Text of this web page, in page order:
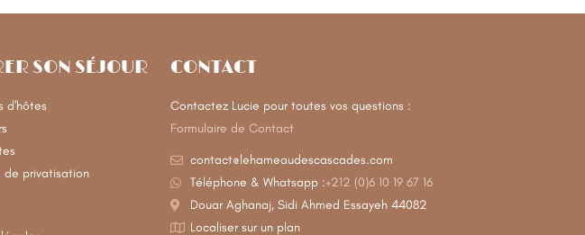
SON SÉJOUR
d'hôtes
de privatisation
CONTACT
Contactez Lucie pour toutes vos questions :
Formulaire de Contact
contact@lehameaudescascades.com
Téléphone & Whatsapp :+212 (0)6 10 19 67 16
Douar Aghanaj, Sidi Ahmed Essayeh 44082
Localiser sur un plan